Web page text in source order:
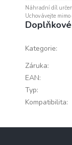
Náhradní díl
Uchovávejte
Kategorie:
Záruka:
EAN:
Typ:
Kompatibilita: